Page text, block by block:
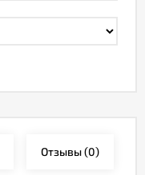
Отзывы(0)